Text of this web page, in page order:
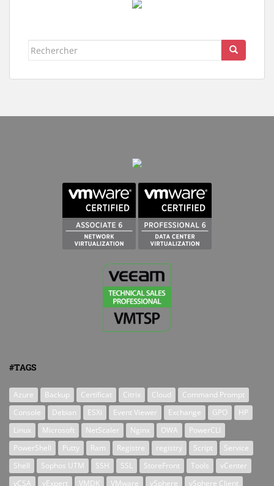
Rechercher...
#TAGS
Azure Backup Certificat Citrix Cloud
Command Prompt
Console
Debian ESXi Event Viewer Exchange GPO
HP
Linux
Microsoft NetScaler Nginx OWA
PowerCLI
PowerShell
Putty Ram Registre registry Script
Service
Shell
Sophos UTM SSH SSL StoreFront Tools
vCenter
vCSA
vExpert VMDK VMware vSphere vSphere Client